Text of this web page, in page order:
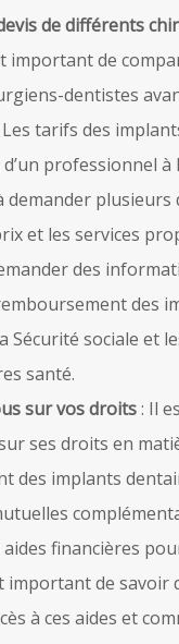
de différents
important de
dentistes
tarifs des
professionnel à
demander
et les services
des
des
Sécurité sociale et
santé.
sur vos droits: Il
ses droits en
des implants
financières
important de savoir
à ces aides et